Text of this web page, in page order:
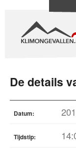
De details
Datum:
Tijdstip: